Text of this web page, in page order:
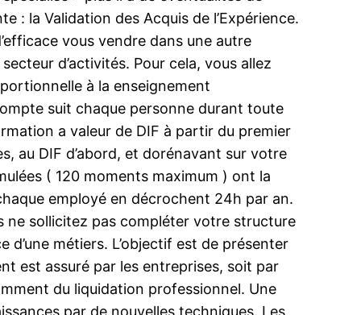
: la Validation des Acquis de l’Expérience.
vous vendre dans une autre
d’activités. Pour cela, vous allez
à la enseignement
suit chaque personne durant toute
a valeur de DIF à partir du premier
au DIF d’abord, et dorénavant sur votre
( 120 moments maximum ) ont la
employé en décrochent 24h par an.
ne sollicitez pas compléter votre structure
métiers. L’objectif est de présenter
est assuré par les entreprises, soit par
du liquidation professionnel. Une
par de nouvelles techniques. Les